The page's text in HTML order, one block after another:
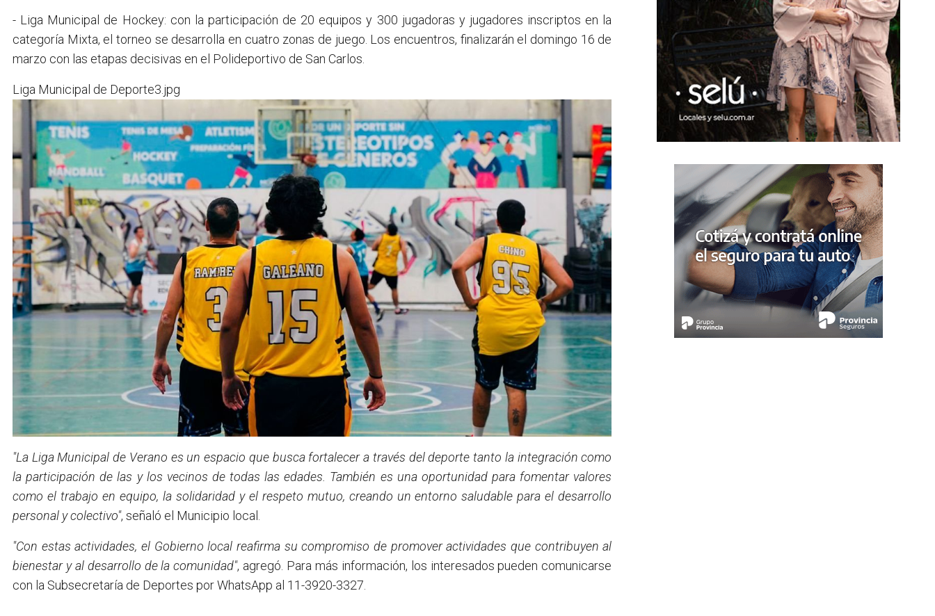
- Liga Municipal de Hockey: con la participación de 20 equipos y 300 jugadoras y jugadores inscriptos en la
categoría Mixta, el torneo se desarrolla en cuatro zonas de juego. Los encuentros, finalizarán el domingo 16 de
marzo con las etapas decisivas en el Polideportivo de San Carlos.
Liga Municipal de Deporte3.jpg
"La Liga Municipal de Verano es un espacio que busca fortalecer a través del deporte tanto la integración como
la participación de las y los vecinos de todas las edades. También es una oportunidad para fomentar valores
como el trabajo en equipo, la solidaridad y el respeto mutuo, creando un entorno saludable para el desarrollo
personal y colectivo", señaló el Municipio local.
"Con estas actividades, el Gobierno local reafirma su compromiso de promover actividades que contribuyen al
bienestar y al desarrollo de la comunidad", agregó. Para más información, los interesados pueden comunicarse
con la Subsecretaría de Deportes por WhatsApp al 11-3920-3327.